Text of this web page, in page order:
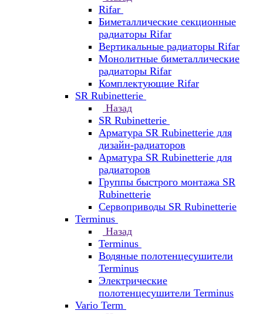
Rifar
Биметаллические секционные
радиаторы Rifar
Вертикальные радиаторы Rifar
Монолитные биметаллические
радиаторы Rifar
Комплектующие Rifar
SR Rubinetterie
Назад
SR Rubinetterie
Арматура SR Rubinetterie для
дизайн-радиаторов
Арматура SR Rubinetterie для
радиаторов
Группы быстрого монтажа SR
Rubinetterie
Сервоприводы SR Rubinetterie
Terminus
Назад
Terminus
Водяные полотенцесушители
Terminus
Электрические
полотенцесушители Terminus
Vario Term